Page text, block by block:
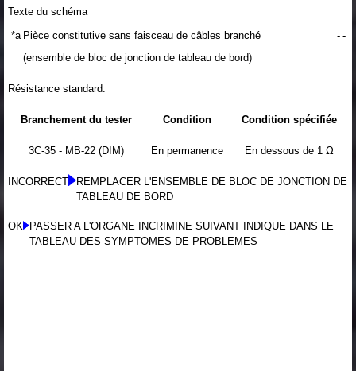
Texte du schéma
*a Pièce constitutive sans faisceau de câbles branché
(ensemble de bloc de jonction de tableau de bord)
- -
Résistance standard:
Branchement du tester Condition Condition spécifiée
3C-35 - MB-22 (DIM) En permanence En dessous de 1 Ω
INCORRECT
REMPLACER L'ENSEMBLE DE BLOC DE JONCTION DE
TABLEAU DE BORD
OK
PASSER A L'ORGANE INCRIMINE SUIVANT INDIQUE DANS LE
TABLEAU DES SYMPTOMES DE PROBLEMES